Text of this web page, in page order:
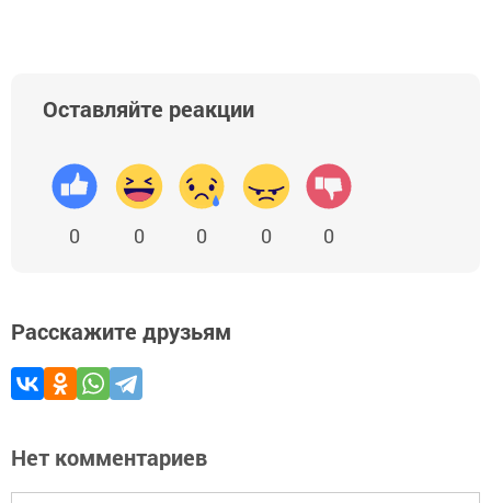
Оставляйте реакции
0 0 0 0 0
Расскажите друзьям
Нет комментариев